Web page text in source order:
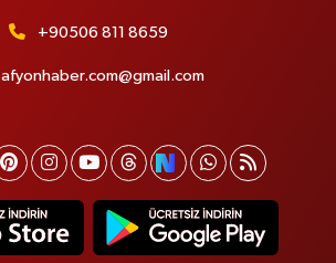
+90506 811 8659
afyonhaber.com@gmail.com